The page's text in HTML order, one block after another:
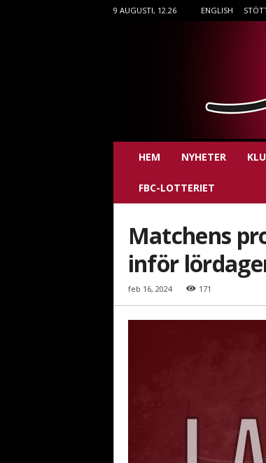
9 AUGUSTI, 12.26 ENGLISH
F
e
e
HEM NYHETER
FBC-LOTTERIET
Matchens
inför
feb 16, 2024 171